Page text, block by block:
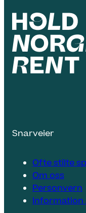
Snarveier
Ofte stilte
Om oss
Personvern
Information